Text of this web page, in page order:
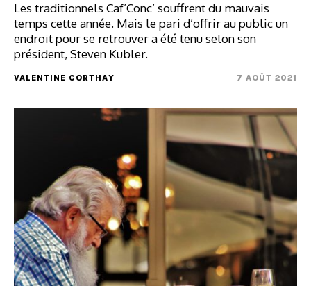
Les traditionnels Caf’Conc’ souffrent du mauvais
temps cette année. Mais le pari d’offrir au public un
endroit pour se retrouver a été tenu selon son
président, Steven Kubler.
VALENTINE CORTHAY 7 AOÛT 2021